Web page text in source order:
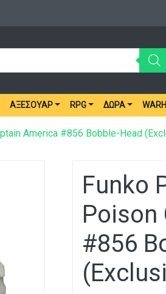
ΑΞΕΣΟΥΆΡ RPG ΔΏΡΑ
America #856 Bobble-Head
Funko
Poison
#856